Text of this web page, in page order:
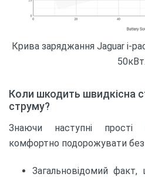
Крива заряджання Jaguar i-
50кВт.
Коли шкодить швидкісна
струму?
Знаючи наступні
комфортно подорожувати без
Загальновідомий факт,